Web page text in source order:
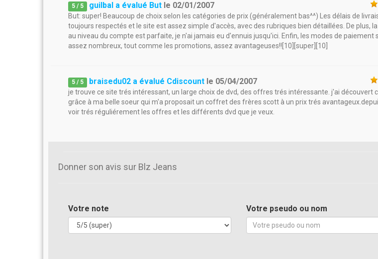
5 / 5 guilbal a évalué But le 02/01/2007
But: super! Beaucoup de choix selon les catégories de prix (généralement bas^^) Les délais de
toujours respectés et le site est assez simple d'accès, avec des rubriques bien détaillées. De plus,
au niveau du compte est parfaite, je n'ai jamais eu d'ennuis jusqu'ici. Enfin, les modes de paiement
assez nombreux, tout comme les promotions, assez avantageuses!![10][super][10]
5 / 5 braisedu02 a évalué Cdiscount le 05/04/2007
je trouve ce site trés intéressant, un large choix de dvd, des offres trés intéressante. j'ai découvert
grâce à ma belle soeur qui m'a proposait un coffret des frères scott à un prix trés
voir trés réguliérement les offres et les différents dvd que je veux.
Donner son avis sur Blz Jeans
Votre note Votre pseudo ou nom